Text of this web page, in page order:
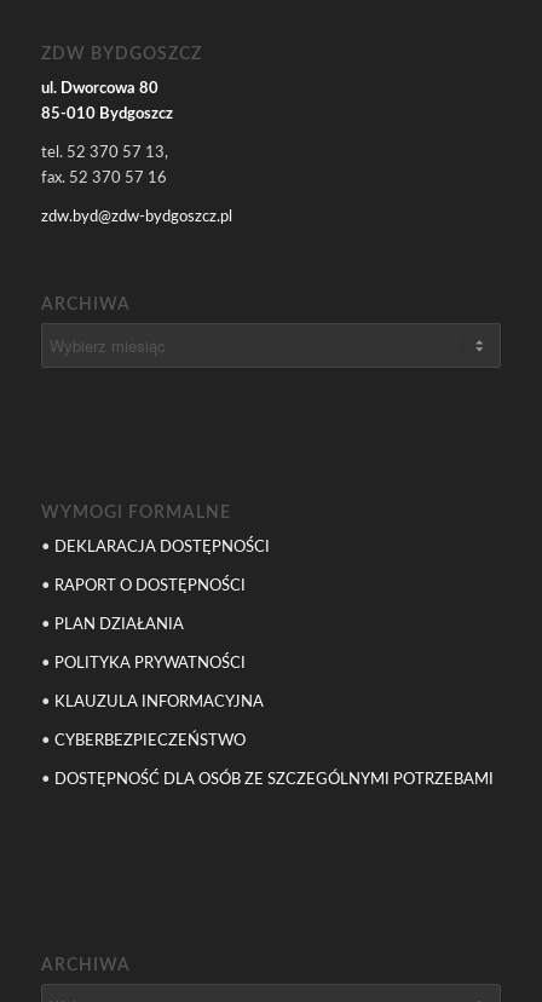
ZDW BYDGOSZCZ
ul. Dworcowa 80
85-010 Bydgoszcz
tel. 52 370 57 13,
fax. 52 370 57 16
zdw.byd@zdw-bydgoszcz.pl
ARCHIWA
WYMOGI FORMALNE
• DEKLARACJA DOSTĘPNOŚCI
• RAPORT O DOSTĘPNOŚCI
• PLAN DZIAŁANIA
• POLITYKA PRYWATNOŚCI
• KLAUZULA INFORMACYJNA
• CYBERBEZPIECZEŃSTWO
• DOSTĘPNOŚĆ DLA OSÓB ZE SZCZEGÓLNYMI POTRZEBAMI
ARCHIWA